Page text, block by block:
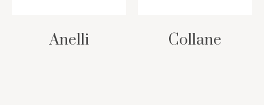
Anelli Collane